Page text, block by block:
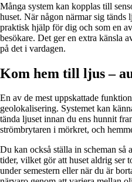
Många system kan kopplas till
huset. När någon närmar sig tänds
praktisk hjälp för dig och som en
besökare. Det ger en extra känsla
på det i vardagen.
Kom hem till ljus –
En av de mest uppskattade
geolokalisering. Systemet kan
tända ljuset innan du ens hunnit
strömbrytaren i mörkret, och
Du kan också ställa in scheman så
tider, vilket gör att huset aldrig ser
under semestern eller när du är